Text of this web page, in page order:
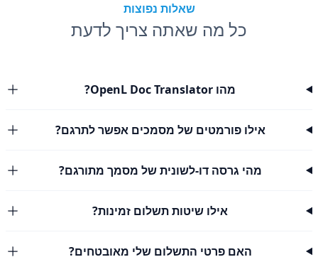
שאלות נפוצות
כל מה שאתה צריך לדעת
מהו OpenL Doc Translator?
אילו פורמטים של מסמכים אפשר לתרגם?
מהי גרסה דו-לשונית של מסמך מתורגם?
אילו שיטות תשלום זמינות?
האם פרטי התשלום שלי מאובטחים?